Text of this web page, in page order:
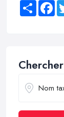
Share